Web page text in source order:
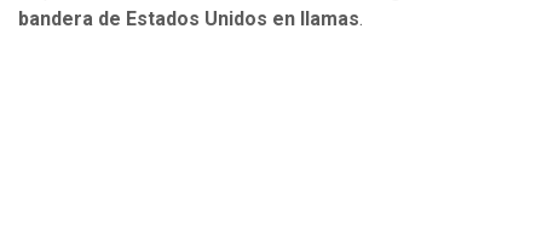
bandera de Estados Unidos en llamas.